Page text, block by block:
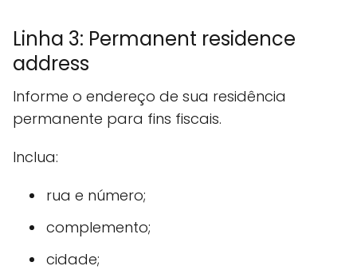
Linha 3: Permanent residence
address
Informe o endereço de sua residência
permanente para fins fiscais.
Inclua:
rua e número;
complemento;
cidade;